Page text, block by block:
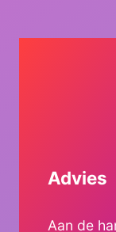
Advies
Aan de